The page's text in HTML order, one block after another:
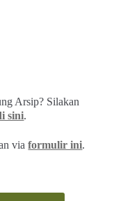
Arsip? Silakan
sini.
viaformulir ini.